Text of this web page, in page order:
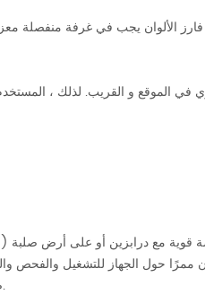
حول الجهاز للتشغيل والفحص
ضبط التدفق وصندوق تخزين لاحظ أنه يجب عدم الضغط على أنبوب التغذية على الجهاز قادوس التغذية ، وإلا ستتأثر قدرة المعالجة.